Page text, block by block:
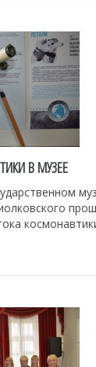
В МУЗЕЕ